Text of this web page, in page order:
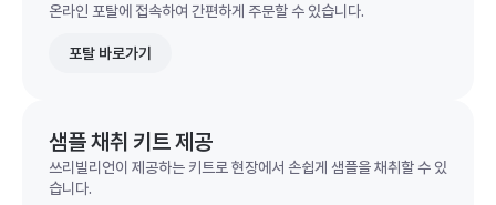
온라인 포탈에 접속하여 간편하게 주문할 수 있습니다.
포탈 바로가기
샘플 채취 키트 제공
쓰리빌리언이 제공하는 키트로 현장에서 손쉽게 샘플을 채취할 수 있
습니다.